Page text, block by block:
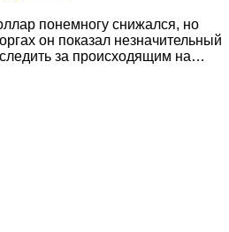
понемногу снижался, но
он показал незначительный
за происходящим на…